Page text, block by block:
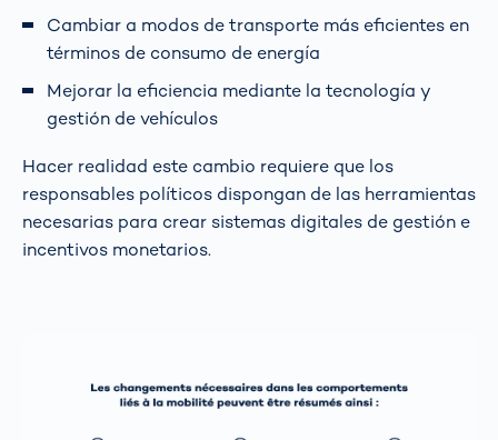
Cambiar a modos de transporte más eficientes en
términos de consumo de energía
Mejorar la eficiencia mediante la tecnología y
gestión de vehículos
Hacer realidad este cambio requiere que los
responsables políticos dispongan de las herramientas
necesarias para crear sistemas digitales de gestión e
incentivos monetarios.